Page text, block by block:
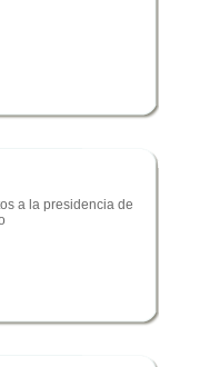
a la presidencia de